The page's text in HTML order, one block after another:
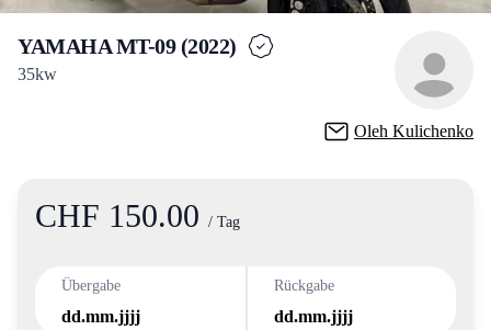
YAMAHA MT-09 (2022)
35kw
Oleh Kulichenko
Product information
CHF 150.00 / Tag
Übergabe
dd.mm.jjjj
Rückgabe
dd.mm.jjjj